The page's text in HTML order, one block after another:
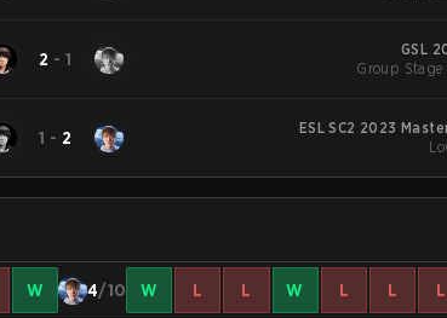
2 -1
GSL
Group
1 - 2
ESL SC2 2023
W 4/10 W L L W L L L